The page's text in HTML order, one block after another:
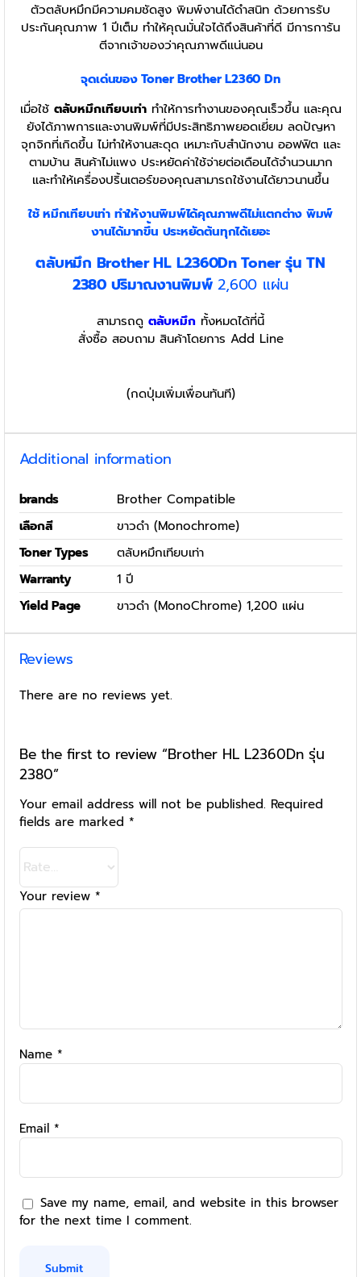
ตัวตลับหมึกมีความคมชัดสูง พิมพ์งานได้ดำสนิท ด้วยการรับ
ประกันคุณภาพ 1 ปีเต็ม ทำให้คุณมั่นใจได้ถึงสินค้าที่ดี มีการการัน
ตีจากเจ้าของว่าคุณภาพดีแน่นอน
จุดเด่นของ Toner Brother L2360 Dn
เมื่อใช้ ตลับหมึกเทียบเท่าทำให้การทำงานของคุณเร็วขึ้น และคุณ
ยังได้ภาพการและงานพิมพ์ที่มีประสิทธิภาพยอดเยี่ยม ลดปัญหา
จุกจิกที่เกิดขึ้น ไม่ทำให้งานสะดุด เหมาะกับสำนักงาน ออฟฟิต และ
ตามบ้าน สินค้าไม่แพง ประหยัดค่าใช้จ่ายต่อเดือนได้จำนวนมาก
และทำให้เครื่องปริ้นเตอร์ของคุณสามารถใช้งานได้ยาวนานขึ้น
ใช้ หมึกเทียบเท่า ทำให้งานพิมพ์ได้คุณภาพดีไม่แตกต่าง พิมพ์
งานได้มากขึ้น ประหยัดต้นทุกได้เยอะ
ตลับหมึก Brother HL L2360Dn Toner รุ่น TN
2380 ปริมาณงานพิมพ์2,600 แผ่น
สามารถดู ตลับหมึก ทั้งหมดได้ที่นี้
สั่งซื้อ สอบถาม สินค้าโดยการ Add Line
(กดปุ่มเพิ่มเพื่อนทันที)
Additional information
brands
Brother Compatible
เลือกสี
ขาวดำ (Monochrome)
Toner Types
ตลับหมึกเทียบเท่า
Warranty
1 ปี
Yield Page
ขาวดำ (MonoChrome) 1,200 แผ่น
Reviews
There are no reviews yet.
Be the first to review “Brother HL L2360Dn รุ่น
2380”
Your email address will not be published. Required
fields are marked *
Your review *
Name *
Email *
Save my name, email, and website in this browser
for the next time I comment.